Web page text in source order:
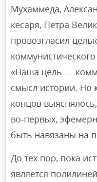
Мухаммеда,
кесаря, Петра
провозгласил
«Наша цель —
смысл истории. Но
концов
во-первых,
быть навязаны на
До тех пор, пока
является